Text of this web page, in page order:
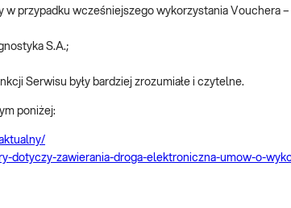
przypadku wcześniejszego wykorzystania Vouchera –
S.A.;
Serwisu były bardziej zrozumiałe i czytelne.
poniżej:
dotyczy-zawierania-droga-elektroniczna-umow-o-